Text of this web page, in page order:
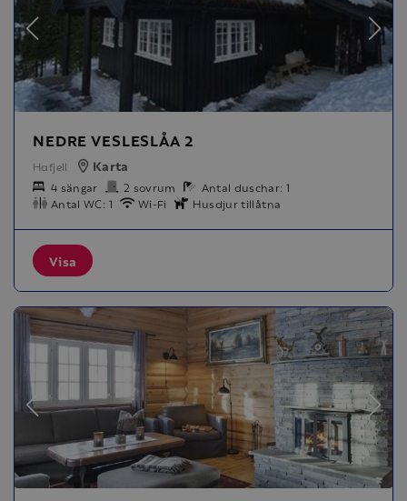
NEDRE VESLESLÅA 2
Hafjell Karta
4 sängar 2 sovrum
Antal duschar: 1
Antal WC: 1
Wi-Fi Husdjur tillåtna
Visa